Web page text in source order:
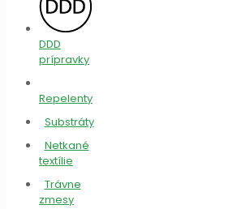
DDD
prípravky
Repelenty
Substráty
Netkané
textílie
Trávne
zmesy